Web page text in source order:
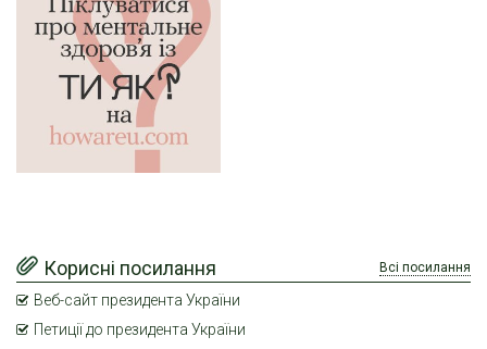
Корисні посилання Всі посилання
Веб-сайт президента України
Петиції до президента України